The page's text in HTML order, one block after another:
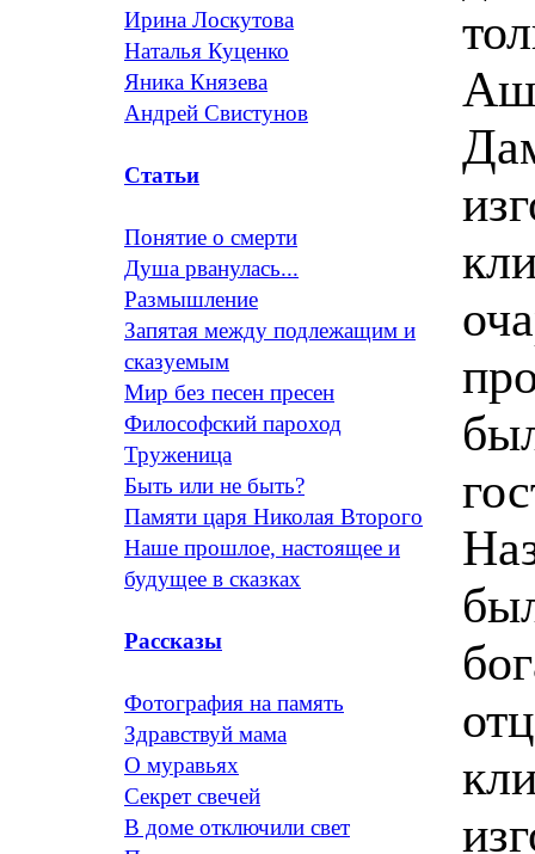
Ирина Лоскутова
Наталья Куценко
Яника Князева
Андрей Свистунов
Статьи
Понятие о смерти
Душа рванулась...
Размышление
Запятая между подлежащим и
сказуемым
Мир без песен пресен
Философский пароход
Труженица
Быть или не быть?
Памяти царя Николая Второго
Наше прошлое, настоящее и
будущее в сказках
Рассказы
Фотография на память
Здравствуй мама
О муравьях
Секрет свечей
В доме отключили свет